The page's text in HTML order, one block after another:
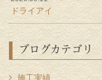
ドライアイ
ブログカテゴリ
施工実績